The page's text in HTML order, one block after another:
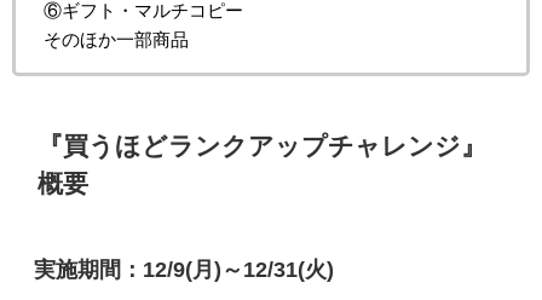
⑥ギフト・マルチコピー
そのほか一部商品
『買うほどランクアップチャレンジ』
概要
実施期間：12/9(月)～12/31(火)